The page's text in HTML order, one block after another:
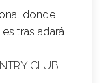
donde
trasladará
CLUB